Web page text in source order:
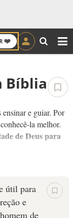
❤️
Bíblia
e guiar. Por
la melhor.
de Deus para
tem preparado.
útil para
e
de